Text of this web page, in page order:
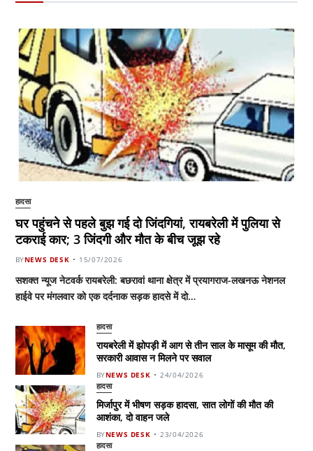
हादसा
घर पहुंचने से पहले बुझ गई दो जिंदगियां, रायबरेली में पुलिया से
टकराई कार; 3 जिंदगी और मौत के बीच जूझ रहे
BYNEWS DESK 15/07/2026
सशक्त न्यूज नेटवर्क रायबरेली: बछरावां थाना क्षेत्र में प्रयागराज-लखनऊ नेशनल
हाईवे पर मंगलवार को एक दर्दनाक सड़क हादसे में दो…
हादसा
रायबरेली में झोपड़ी में आग से तीन साल के मासूम की मौत,
सरकारी आवास न मिलने पर सवाल
BYNEWS DESK 24/04/2026
हादसा
मिर्जापुर में भीषण सड़क हादसा, सात लोगों की मौत की
आशंका, दो वाहन जले
BYNEWS DESK 23/04/2026
हादसा